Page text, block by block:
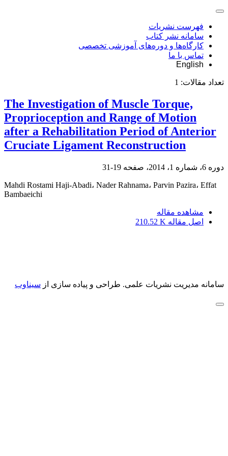
فهرست نشریات
سامانه نشر کتاب
کارگاه‌ها و دوره‌های آموزشی تخصصی
تماس با ما
English
تعداد مقالات: 1
The Investigation of Muscle Torque,
Proprioception and Range of Motion
after a Rehabilitation Period of Anterior
Cruciate Ligament Reconstruction
دوره 6، شماره 1، 2014، صفحه 19-31
Mahdi Rostami Haji-Abadi، Nader Rahnama، Parvin Pazira، Effat
Bambaeichi
مشاهده مقاله
اصل مقاله 210.52 K
سامانه مدیریت نشریات علمی. طراحی و پیاده سازی از سیناوب